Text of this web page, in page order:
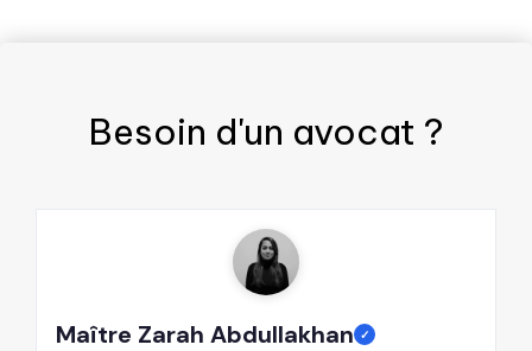
Besoin d'un avocat ?
Maître Zarah Abdullakhan ✓